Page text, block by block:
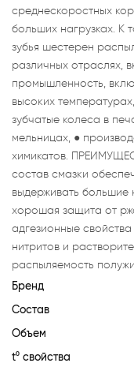
среднескоростных
больших нагрузках. К
зубья шестерен
различных отраслях,
промышленность,
высоких
зубчатые колеса в
мельницах, ●
химикатов.
состав смазки
выдерживать большие
хорошая защита от
адгезионные
нитритов и
распыляемость
Бренд
Состав
Объем
t⁰ свойства